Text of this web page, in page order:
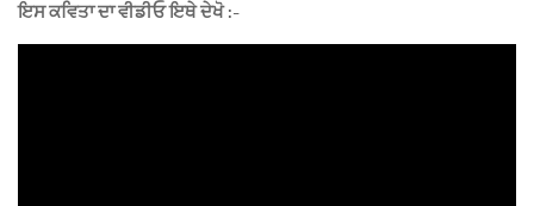
ਇਸ ਕਵਿਤਾ ਦਾ ਵੀਡੀਓ ਇਥੇ ਦੇਖੋ :-